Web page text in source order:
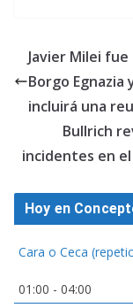
Javier Milei
Borgo Egnazia
incluirá una
Bullrich
incidentes en
Hoy en
Cara o Ceca
01:00 - 04:00